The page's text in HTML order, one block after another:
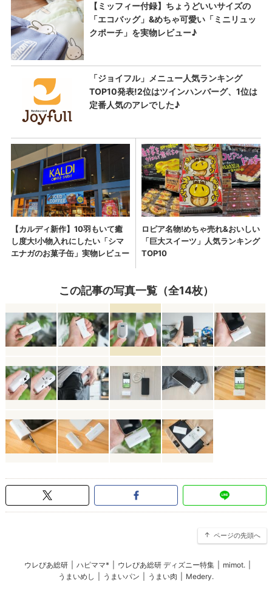
この記事の写真一覧（全14枚）
ページの先頭へ
ウレぴあ総研 ハピママ* ウレぴあ総研 ディズニー特集 mimot.
うまいめし
うまいパン うまい肉 Medery.